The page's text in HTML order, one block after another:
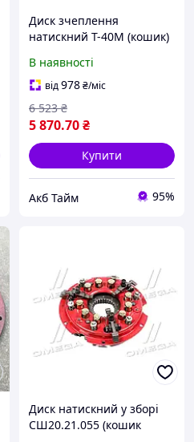
Диск зчеплення
натискний Т-40М (кошик)
UA58
В наявності
від978₴/міс
5 870.70₴
6 523 ₴
Купити
Акб Тайм 95%
Диск натискний у зборі
СШ20.21.055 (кошик